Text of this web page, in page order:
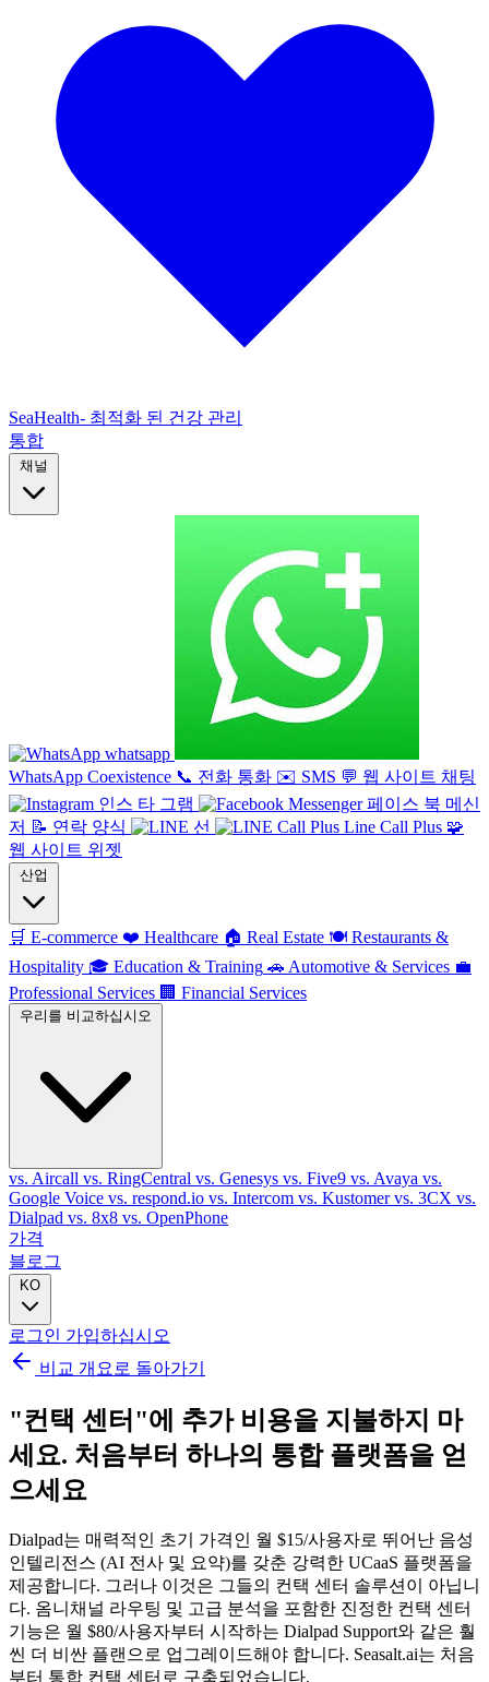
SeaHealth- 최적화 된 건강 관리
통합
채널
whatsapp
WhatsApp Coexistence 📞 전화 통화 ✉️ SMS 💬 웹 사이트 채팅
인스 타 그램
페이스 북 메신
저 📝 연락 양식 선 Line Call Plus 🧩
웹 사이트 위젯
산업
🛒 E-commerce ❤️ Healthcare 🏠 Real Estate 🍽️ Restaurants &
Hospitality 🎓 Education & Training 🚗 Automotive & Services 💼
Professional Services 🏢 Financial Services
우리를 비교하십시오
vs. Aircall vs. RingCentral vs. Genesys vs. Five9 vs. Avaya vs.
Google Voice vs. respond.io vs. Intercom vs. Kustomervs. 3CX vs.
Dialpad vs. 8x8 vs. OpenPhone
가격
블로그
KO
로그인 가입하십시오
비교 개요로 돌아가기
"컨택 센터"에 추가 비용을 지불하지 마
세요. 처음부터 하나의 통합 플랫폼을 얻
으세요
Dialpad는 매력적인 초기 가격인 월 $15/사용자로 뛰어난 음성
인텔리전스 (AI 전사 및 요약)를 갖춘 강력한 UCaaS 플랫폼을
제공합니다. 그러나 이것은 그들의 컨택 센터 솔루션이 아닙니
다. 옴니채널 라우팅 및 고급 분석을 포함한 진정한 컨택 센터
기능은 월 $80/사용자부터 시작하는 Dialpad Support와 같은 훨
씬 더 비싼 플랜으로 업그레이드해야 합니다. Seasalt.ai는 처음
부터 통합 컨택 센터로 구축되었습니다.